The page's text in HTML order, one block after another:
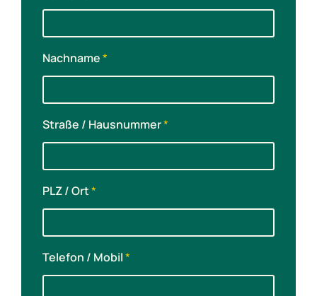
Nachname*
m
Straße / Hausnummer*
PLZ / Ort*
Telefon / Mobil*